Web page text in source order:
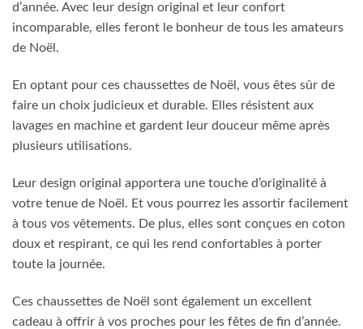
d’année. Avec leur design original et leur confort
incomparable, elles feront le bonheur de tous les amateurs
de Noël.
En optant pour ces chaussettes de Noël, vous êtes sûr de
faire un choix judicieux et durable. Elles résistent aux
lavages en machine et gardent leur douceur même après
plusieurs utilisations.
Leur design original apportera une touche d’originalité à
votre tenue de Noël. Et vous pourrez les assortir facilement
à tous vos vêtements. De plus, elles sont conçues en coton
doux et respirant, ce qui les rend confortables à porter
toute la journée.
Ces chaussettes de Noël sont également un excellent
cadeau à offrir à vos proches pour les fêtes de fin d’année.